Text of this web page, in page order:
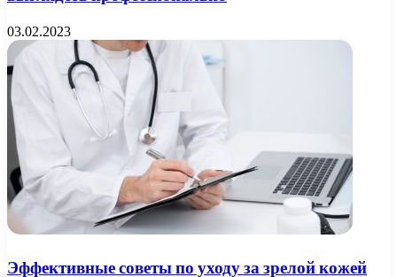
03.02.2023
Эффективные советы по уходу за зрелой кожей